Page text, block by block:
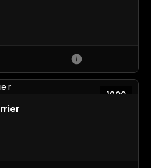
info
1900